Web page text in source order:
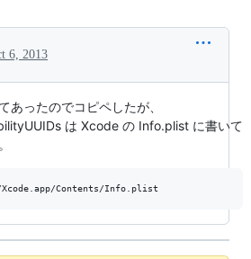
6, 2013
あったのでコピペしたが、
は Xcode の Info.plist に書いて